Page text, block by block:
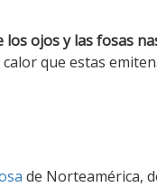
ojos y las fosas
que estas
de Norteamérica,